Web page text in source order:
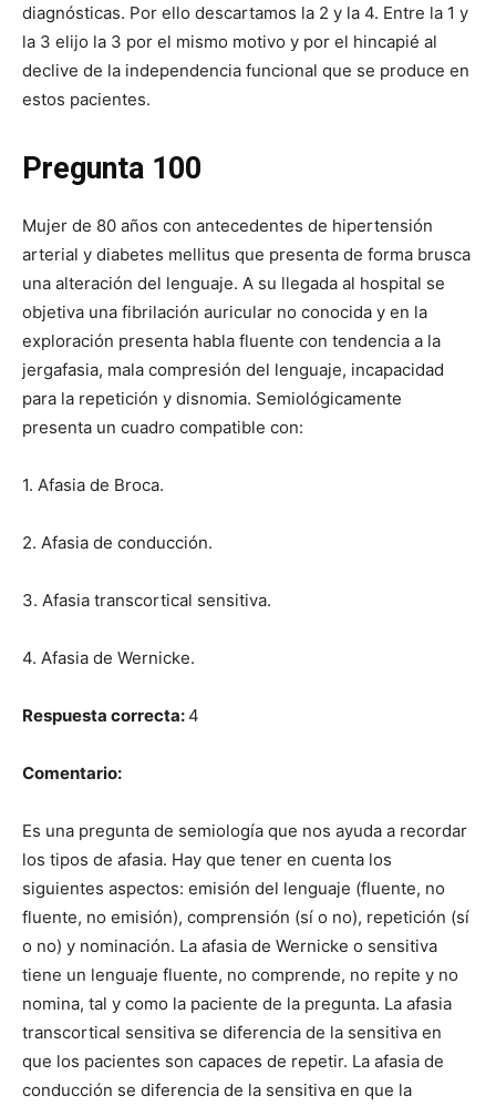
diagnósticas. Por ello descartamos la 2 y la 4. Entre la 1 y
la 3 elijo la 3 por el mismo motivo y por el hincapié al
declive de la independencia funcional que se produce en
estos pacientes.
Pregunta 100
Mujer de 80 años con antecedentes de hipertensión
arterial y diabetes mellitus que presenta de forma brusca
una alteración del lenguaje. A su llegada al hospital se
objetiva una fibrilación auricular no conocida y en la
exploración presenta habla fluente con tendencia a la
jergafasia, mala compresión del lenguaje, incapacidad
para la repetición y disnomia. Semiológicamente
presenta un cuadro compatible con:
1. Afasia de Broca.
2. Afasia de conducción.
3. Afasia transcortical sensitiva.
4. Afasia de Wernicke.
Respuesta correcta:4
Comentario:
Es una pregunta de semiología que nos ayuda a recordar
los tipos de afasia. Hay que tener en cuenta los
siguientes aspectos: emisión del lenguaje (fluente, no
fluente, no emisión), comprensión (sí o no), repetición (sí
o no) y nominación. La afasia de Wernicke o sensitiva
tiene un lenguaje fluente, no comprende, no repite y no
nomina, tal y como la paciente de la pregunta. La afasia
transcortical sensitiva se diferencia de la sensitiva en
que los pacientes son capaces de repetir. La afasia de
conducción se diferencia de la sensitiva en que la